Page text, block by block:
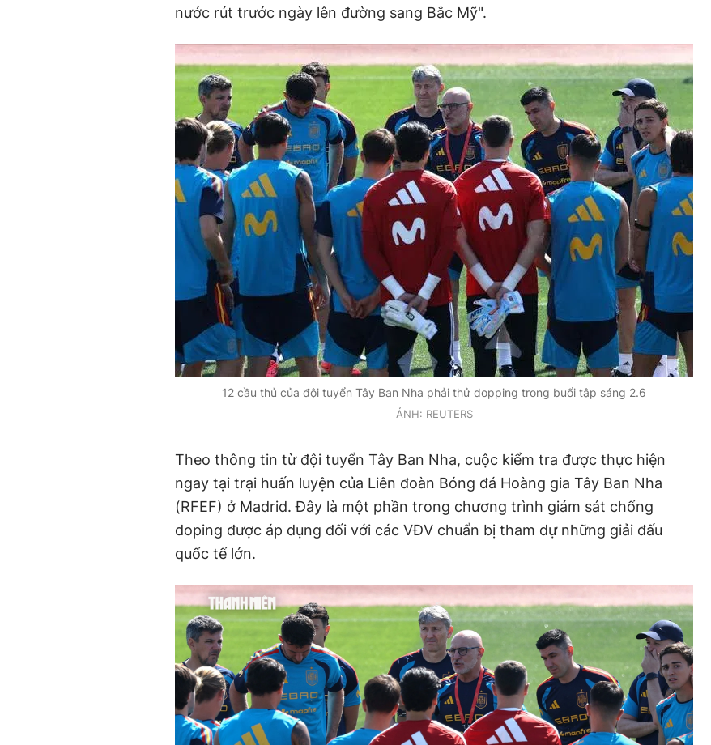
nước rút trước ngày lên đường sang Bắc Mỹ".
12 cầu thủ của đội tuyển Tây Ban Nha phải thử dopping trong buổi tập sáng 2.6
ẢNH: REUTERS
Theo thông tin từ đội tuyển Tây Ban Nha, cuộc kiểm tra được thực hiện
ngay tại trại huấn luyện của Liên đoàn Bóng đá Hoàng gia Tây Ban Nha
(RFEF) ở Madrid. Đây là một phần trong chương trình giám sát chống
doping được áp dụng đối với các VĐV chuẩn bị tham dự những giải đấu
quốc tế lớn.